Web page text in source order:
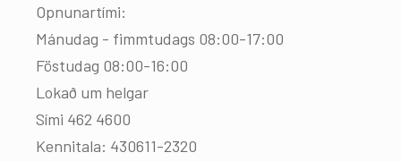
Opnunartími:
Mánudag - fimmtudags 08:00-17:00
Föstudag 08:00-16:00
Lokað um helgar
Sími 462 4600
Kennitala: 430611-2320